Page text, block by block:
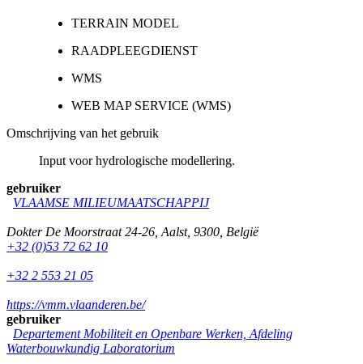
TERRAIN MODEL
RAADPLEEGDIENST
WMS
WEB MAP SERVICE (WMS)
Omschrijving van het gebruik
Input voor hydrologische modellering.
gebruiker
VLAAMSE MILIEUMAATSCHAPPIJ
Dokter De Moorstraat 24-26 Aalst, 9300 België
+32 (0)53 72 62 10
+32 2 553 21 05
https://vmm.vlaanderen.be/
gebruiker
Departement Mobiliteit en Openbare Werken, Afdeling
Waterbouwkundig Laboratorium